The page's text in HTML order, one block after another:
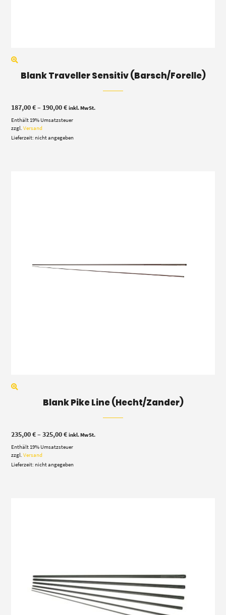
Blank Traveller Sensitiv (Barsch/Forelle)
187,00€– 190,00€Preisspanne:
bis
inkl. MwSt.
Enthält 19% Umsatzsteuer
zzgl.Versand
Lieferzeit: nicht angegeben
Blank Pike Line (Hecht/Zander)
235,00€–325,00€Preisspanne:
bis
inkl. MwSt.
Enthält 19% Umsatzsteuer
zzgl.Versand
Lieferzeit: nicht angegeben